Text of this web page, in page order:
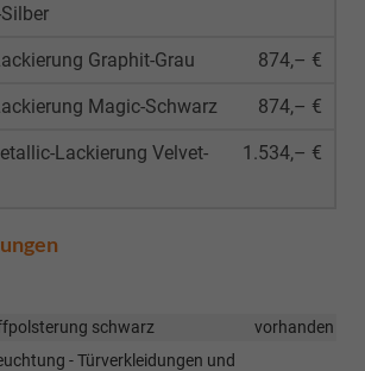
Graphit-Grau 874,– €
Magic-Schwarz 874,– €
Lackierung Velvet-
1.534,– €
schwarz
vorhanden
- Türverkleidungen und